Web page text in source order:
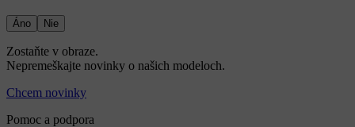
Áno Nie